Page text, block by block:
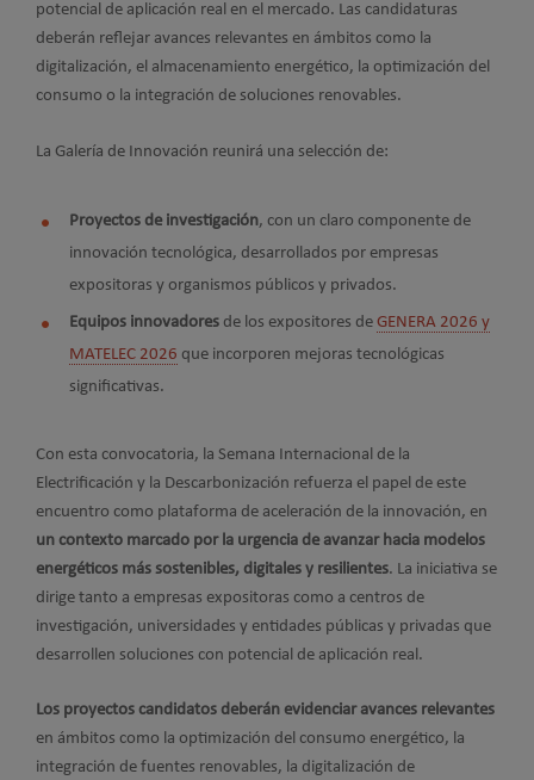
potencial de aplicación real en el mercado. Las candidaturas
deberán reflejar avances relevantes en ámbitos como la
digitalización, el almacenamiento energético, la optimización del
consumo o la integración de soluciones renovables.
La Galería de Innovación reunirá una selección de:
Proyectos de investigación, con un claro componente de
innovación tecnológica, desarrollados por empresas
expositoras y organismos públicos y privados.
Equipos innovadores de los expositores de GENERA 2026 y
MATELEC 2026 que incorporen mejoras tecnológicas
significativas.
Con esta convocatoria, la Semana Internacional de la
Electrificación y la Descarbonización refuerza el papel de este
encuentro como plataforma de aceleración de la innovación, en
un contexto marcado por la urgencia de avanzar hacia modelos
energéticos más sostenibles, digitales y resilientes. La iniciativa se
dirige tanto a empresas expositoras como a centros de
investigación, universidades y entidades públicas y privadas que
desarrollen soluciones con potencial de aplicación real.
Los proyectos candidatos deberán evidenciar avances relevantes
en ámbitos como la optimización del consumo energético, la
integración de fuentes renovables, la digitalización de